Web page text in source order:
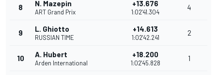
8 N. Mazepin
ART Grand Prix
+13.676
1:02'41.304
4
9 L. Ghiotto
RUSSIAN TIME
+14.613
1:02'42.241
2
10 A. Hubert
Arden International
+18.200
1:02'45.828
1